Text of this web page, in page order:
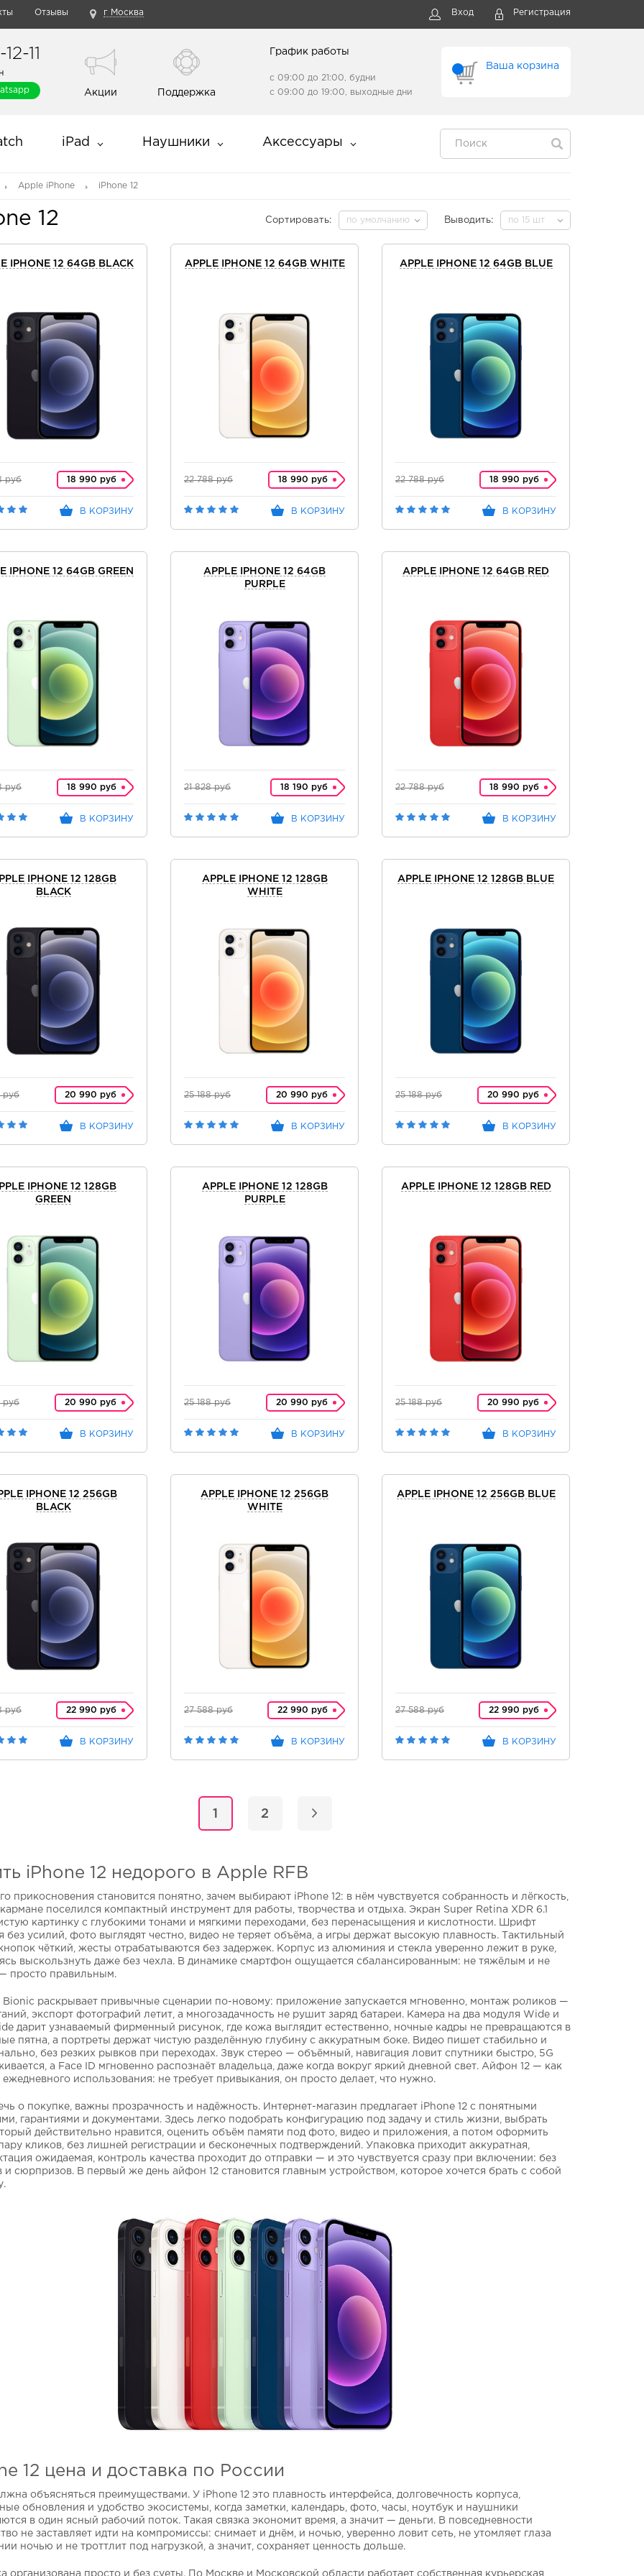
Отзывы г Москва Вход Регистрация
11
Акции Поддержка
Ваша корзина
График работы
с 09:00 до 21:00, будни
с 09:00 до 19:00, выходные дни
iPad Наушники Аксессуары
Apple iPhone iPhone 12
Сортировать: по умолчанию Выводить: по 15 шт
12
IPHONE 12 64GB BLACK
руб 18 990 руб
В КОРЗИНУ
APPLE IPHONE 12 64GB WHITE
22 788 руб 18 990 руб
В КОРЗИНУ
APPLE IPHONE 12 64GB BLUE
22 788 руб 18 990 руб
В КОРЗИНУ
IPHONE 12 64GB GREEN
руб 18 990 руб
В КОРЗИНУ
APPLE IPHONE 12 64GB
PURPLE
21 828 руб 18 190 руб
В КОРЗИНУ
APPLE IPHONE 12 64GB RED
22 788 руб 18 990 руб
В КОРЗИНУ
IPHONE 12 128GB
BLACK
руб 20 990 руб
В КОРЗИНУ
APPLE IPHONE 12 128GB
WHITE
25 188 руб 20 990 руб
В КОРЗИНУ
APPLE IPHONE 12 128GB BLUE
25 188 руб 20 990 руб
В КОРЗИНУ
IPHONE 12 128GB
GREEN
руб 20 990 руб
В КОРЗИНУ
APPLE IPHONE 12 128GB
PURPLE
25 188 руб 20 990 руб
В КОРЗИНУ
APPLE IPHONE 12 128GB RED
25 188 руб 20 990 руб
В КОРЗИНУ
IPHONE 12 256GB
BLACK
руб 22 990 руб
В КОРЗИНУ
APPLE IPHONE 12 256GB
WHITE
27 588 руб 22 990 руб
В КОРЗИНУ
APPLE IPHONE 12 256GB BLUE
27 588 руб 22 990 руб
В КОРЗИНУ
1 2
iPhone 12 недорого в Apple RFB
прикосновения становится понятно, зачем выбирают iPhone 12: в нём чувствуется собранность и лёгкость,
поселился компактный инструмент для работы, творчества и отдыха. Экран Super Retina XDR 6.1
картинку с глубокими тонами и мягкими переходами, без перенасыщения и кислотности. Шрифт
без усилий, фото выглядят честно, видео не теряет объёма, а игры держат высокую плавность. Тактильный
чёткий, жесты отрабатываются без задержек. Корпус из алюминия и стекла уверенно лежит в руке,
выскользнуть даже без чехла. В динамике смартфон ощущается сбалансированным: не тяжёлым и не
просто правильным.
Bionic раскрывает привычные сценарии по-новому: приложение запускается мгновенно, монтаж роликов —
экспорт фотографий летит, а многозадачность не рушит заряд батареи. Камера на два модуля Wide и
дарит узнаваемый фирменный рисунок, где кожа выглядит естественно, ночные кадры не превращаются в
пятна, а портреты держат чистую разделённую глубину с аккуратным боке. Видео пишет стабильно и
без резких рывков при переходах. Звук стерео — объёмный, навигация ловит спутники быстро, 5G
а Face ID мгновенно распознаёт владельца, даже когда вокруг яркий дневной свет. Айфон 12 — как
использования: не требует привыкания, он просто делает, что нужно.
о покупке, важны прозрачность и надёжность. Интернет-магазин предлагает iPhone 12 с понятными
гарантиями и документами. Здесь легко подобрать конфигурацию под задачу и стиль жизни, выбрать
действительно нравится, оценить объём памяти под фото, видео и приложения, а потом оформить
кликов, без лишней регистрации и бесконечных подтверждений. Упаковка приходит аккуратная,
ожидаемая, контроль качества проходит до отправки — и это чувствуется сразу при включении: без
и сюрпризов. В первый же день айфон 12 становится главным устройством, которое хочется брать с собой
12 цена и доставка по России
объясняться преимуществами. У iPhone 12 это плавность интерфейса, долговечность корпуса,
обновления и удобство экосистемы, когда заметки, календарь, фото, часы, ноутбук и наушники
в один ясный рабочий поток. Такая связка экономит время, а значит — деньги. В повседневности
не заставляет идти на компромиссы: снимает и днём, и ночью, уверенно ловит сеть, не утомляет глаза
ночью и не троттлит под нагрузкой, а значит, сохраняет ценность дольше.
организована просто и без суеты. По Москве и Московской области работает собственная курьерская